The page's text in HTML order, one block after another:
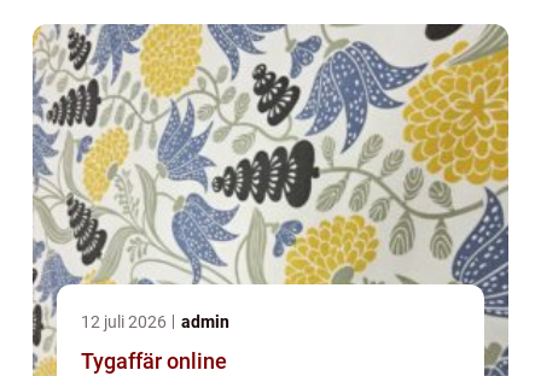
12 juli 2026 admin
Tygaffär online